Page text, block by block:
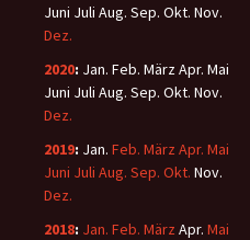
Juni Juli Aug. Sep. Okt. Nov.
Dez.
2020: Jan. Feb. MärzApr. Mai
Juni Juli Aug. Sep. Okt. Nov.
Dez.
2019: Jan. Feb. März Apr. Mai
Juni Juli Aug. Sep. Okt. Nov.
Dez.
2018: Jan. Feb. März Apr. Mai